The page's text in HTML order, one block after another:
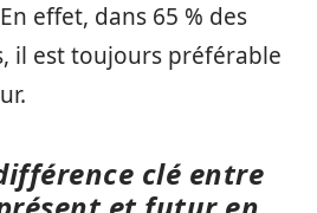
effet, dans 65 % des
il est toujours préférable
clé entre